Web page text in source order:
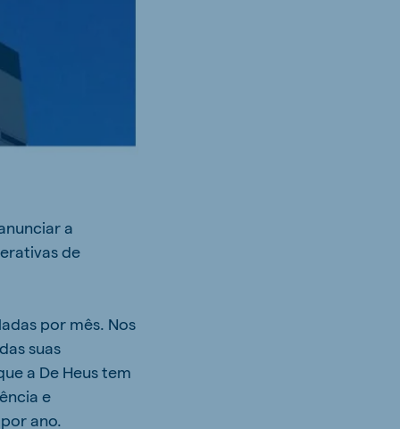
a
de
por mês. Nos
suas
a De Heus tem
e
ano.